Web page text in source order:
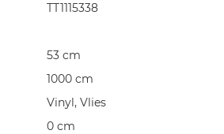
TT1115338
53 cm
1000 cm
Vinyl, Vlies
0 cm